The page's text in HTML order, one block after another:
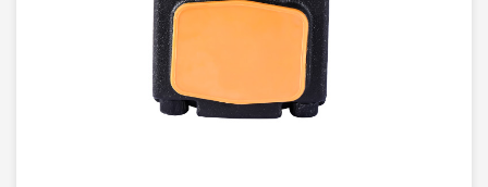
для различных сценариев применения, включая
промышленное производство, металлургию,
химическую промышленность и другие области. Его
многофункциональная конструкция позволяет